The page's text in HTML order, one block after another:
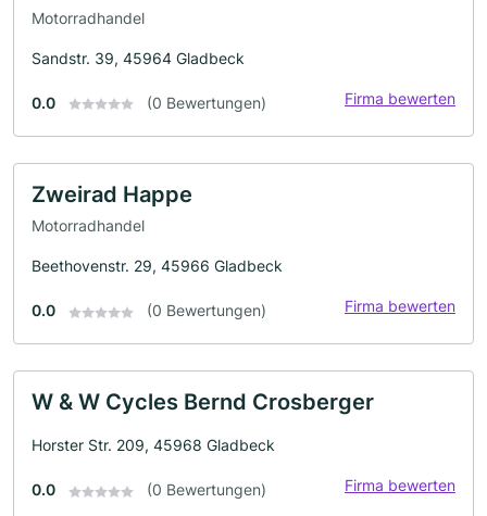
Motorradhandel
Sandstr. 39, 45964 Gladbeck
0.0 (0 Bewertungen) Firma bewerten
Zweirad Happe
Motorradhandel
Beethovenstr. 29, 45966 Gladbeck
0.0 (0 Bewertungen) Firma bewerten
W & W Cycles Bernd Crosberger
Horster Str. 209, 45968 Gladbeck
0.0 (0 Bewertungen) Firma bewerten